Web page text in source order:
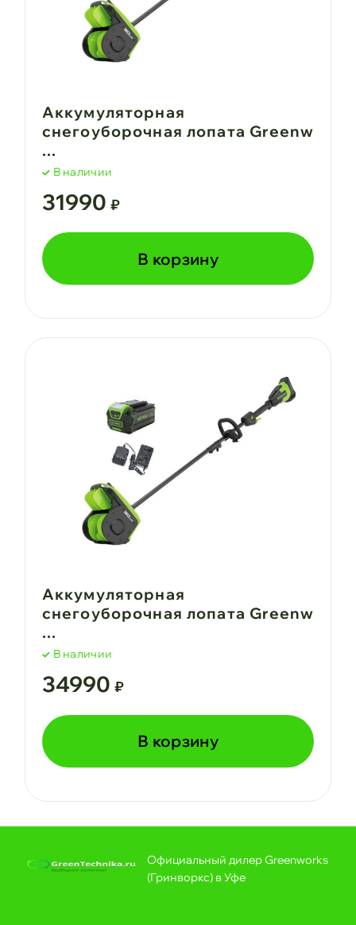
Аккумуляторная
снегоуборочная лопата Greenw
...
В наличии
31990 ₽
В корзину
Аккумуляторная
снегоуборочная лопата Greenw
...
В наличии
34990 ₽
В корзину
Официальный дилер Greenworks
(Гринворкс) в Уфе